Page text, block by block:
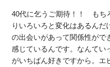
40代に乞うご期待！！ もち
りいろいろと変化はあるんだ
の出会いがあって関係性がで
感じているんです。なんてい
がいちばん好きですから。エ